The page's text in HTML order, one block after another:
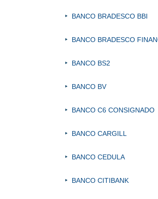
BANCO BRADESCO BBI
BANCO BRADESCO
BANCO BS2
BANCO BV
BANCO C6 CONSIGNADO
BANCO CARGILL
BANCO CEDULA
BANCO CITIBANK